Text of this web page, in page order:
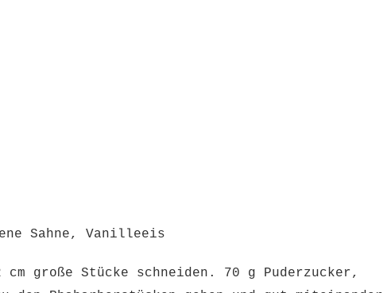
Sahne, Vanilleeis
große Stücke schneiden. 70 g Puderzucker,